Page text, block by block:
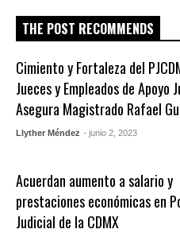
THE POST RECOMMENDS
Cimiento y Fortaleza del
Jueces y Empleados de Apoyo
Asegura Magistrado Rafael
Llyther Méndez - junio 2, 2023
Acuerdan aumento a salario y
prestaciones económicas en
Judicial de la CDMX